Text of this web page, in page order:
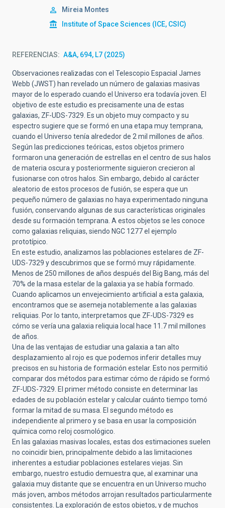
Mireia Montes
Institute of Space Sciences (ICE, CSIC)
REFERENCIAS A&A, 694, L7 (2025)
Observaciones realizadas con el Telescopio Espacial James
Webb (JWST) han revelado un número de galaxias masivas
mayor de lo esperado cuando el Universo era todavía joven. El
objetivo de este estudio es precisamente una de estas
galaxias, ZF-UDS-7329. Es un objeto muy compacto y su
espectro sugiere que se formó en una etapa muy temprana,
cuando el Universo tenía alrededor de 2 mil millones de años.
Según las predicciones teóricas, estos objetos primero
formaron una generación de estrellas en el centro de sus halos
de materia oscura y posteriormente siguieron crecieron al
fusionarse con otros halos. Sin embargo, debido al carácter
aleatorio de estos procesos de fusión, se espera que un
pequeño número de galaxias no haya experimentado ninguna
fusión, conservando algunas de sus características originales
desde su formación temprana. A estos objetos se les conoce
como galaxias reliquias, siendo NGC 1277 el ejemplo
prototípico.
En este estudio, analizamos las poblaciones estelares de ZF-
UDS-7329 y descubrimos que se formó muy rápidamente.
Menos de 250 millones de años después del Big Bang, más del
70% de la masa estelar de la galaxia ya se había formado.
Cuando aplicamos un envejecimiento artificial a esta galaxia,
encontramos que se asemeja notablemente a las galaxias
reliquias. Por lo tanto, interpretamos que ZF-UDS-7329 es
cómo se vería una galaxia reliquia local hace 11.7 mil millones
de años.
Una de las ventajas de estudiar una galaxia a tan alto
desplazamiento al rojo es que podemos inferir detalles muy
precisos en su historia de formación estelar. Esto nos permitió
comparar dos métodos para estimar cómo de rápido se formó
ZF-UDS-7329. El primer método consiste en determinar las
edades de su población estelar y calcular cuánto tiempo tomó
formar la mitad de su masa. El segundo método es
independiente al primero y se basa en usar la composición
química como reloj cosmológico.
En las galaxias masivas locales, estas dos estimaciones suelen
no coincidir bien, principalmente debido a las limitaciones
inherentes a estudiar poblaciones estelares viejas. Sin
embargo, nuestro estudio demuestra que, al examinar una
galaxia muy distante que se encuentra en un Universo mucho
más joven, ambos métodos arrojan resultados particularmente
consistentes. La exploración de estos objetos, y de muchos